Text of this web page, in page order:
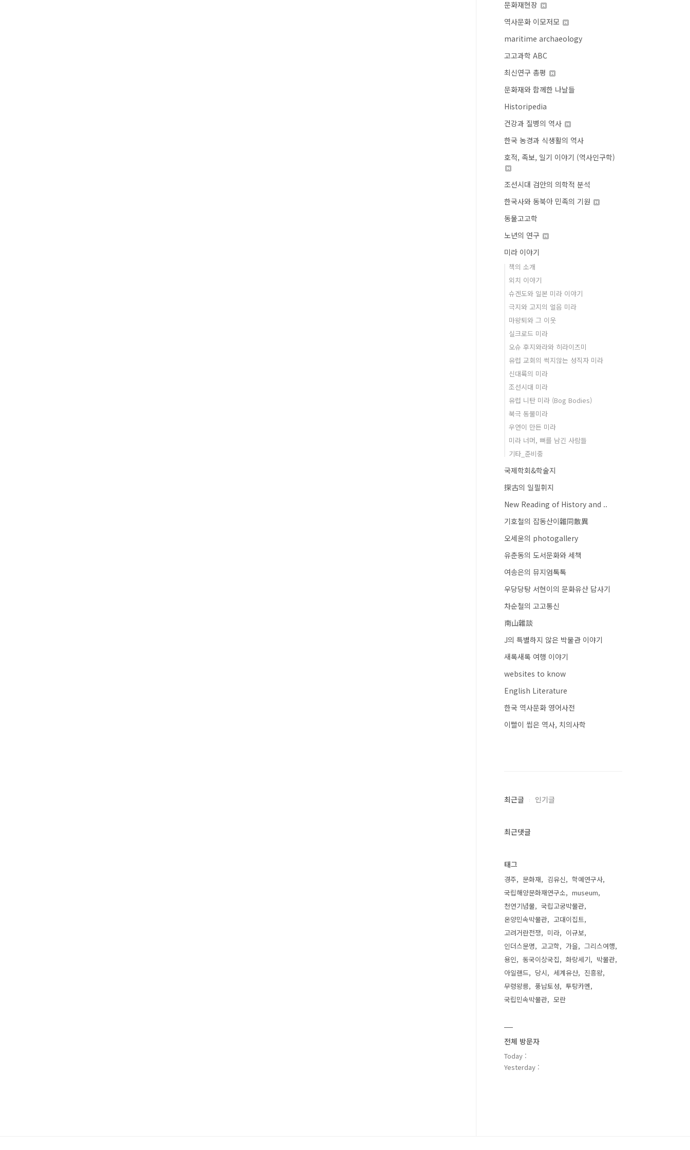
문화재현장
역사문화 이모저모
maritime archaeology
고고과학 ABC
최신연구 총평
문화재와 함께한 나날들
Historipedia
건강과 질병의 역사
한국 농경과 식생활의 역사
호적, 족보, 일기 이야기 (역사인구학)
조선시대 검안의 의학적 분석
한국사와 동북아 민족의 기원
동물고고학
노년의 연구
미라 이야기
책의 소개
외치 이야기
슈겐도와 일본 미라 이야기
극지와 고지의 얼음 미라
마왕퇴와 그 이웃
실크로드 미라
오슈 후지와라와 히라이즈미
유럽 교회의 썩지않는 성직자 미라
신대륙의 미라
조선시대 미라
유럽 니탄 미라 (Bog Bodies)
북극 동물미라
우연이 만든 미라
미라 너머, 뼈를 남긴 사람들
기타_준비중
국제학회&학술지
探古의 일필휘지
New Reading of History and ..
기호철의 잡동산이雜同散異
오세윤의 photogallery
유춘동의 도서문화와 세책
여송은의 뮤지엄톡톡
우당당탕 서현이의 문화유산 답사기
차순철의 고고통신
南山雜談
J의 특별하지 않은 박물관 이야기
새록새록 여행 이야기
websites to know
English Literature
한국 역사문화 영어사전
이빨이 씹은 역사, 치의사학
최근글 인기글
최근댓글
태그
경주 문화재 김유신
학예연구사
국립해양문화재연구소
museum
천연기념물
국립고궁박물관
온양민속박물관
고대이집트
고려거란전쟁
미라
이규보
인더스문명
고고학 가을
그리스여행
용인
동국이상국집 화랑세기
박물관
아일랜드
당시 세계유산
진흥왕
무령왕릉
풍납토성
투탕카멘
국립민속박물관
모란
전체 방문자
Today :
Yesterday :